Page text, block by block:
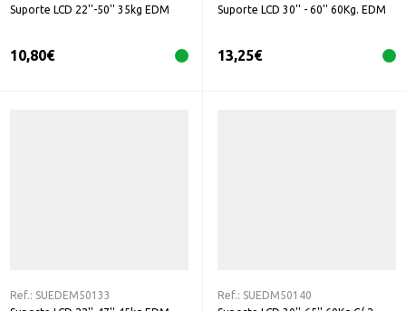
Suporte LCD 22''-50'' 35kg EDM
10,80€
Suporte LCD 30'' - 60'' 60Kg. EDM
13,25€
Ref.: SUEDEM50133
Ref.: SUEDM50140